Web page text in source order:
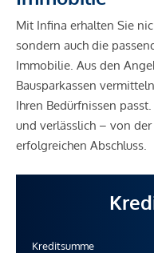
Mit Infina erhalten Sie
sondern auch die
Immobilie. Aus den
Bausparkassen
Ihren Bedürfnissen
und verlässlich – von
erfolgreichen Abschluss.
Kreditsumme